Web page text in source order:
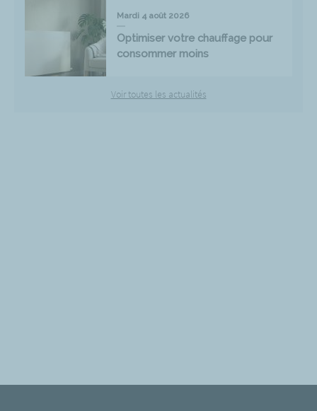
Mardi 4 août 2026
Optimiser votre chauffage pour
consommer moins
Voir toutes les actualités